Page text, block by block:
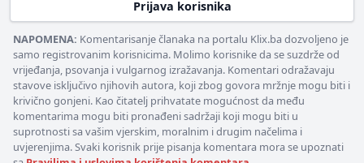
Prijava korisnika
NAPOMENA: Komentarisanje članaka na portalu Klix.ba dozvoljeno je
samo registrovanim korisnicima. Molimo korisnike da se suzdrže od
vrijeđanja, psovanja i vulgarnog izražavanja. Komentari odražavaju
stavove isključivo njihovih autora, koji zbog govora mržnje mogu biti i
krivično gonjeni. Kao čitatelj prihvatate mogućnost da među
komentarima mogu biti pronađeni sadržaji koji mogu biti u
suprotnosti sa vašim vjerskim, moralnim i drugim načelima i
uvjerenjima. Svaki korisnik prije pisanja komentara mora se upoznati